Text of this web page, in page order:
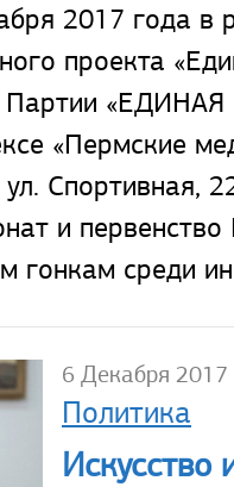
2017 года в
проекта
Партии
«Пермские
Спортивная,
и
гонкам среди
6 Декабря 2017
Политика
Искусство